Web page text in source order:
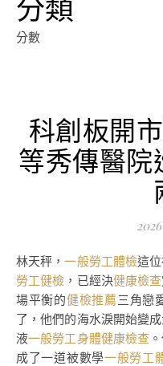
分數
科創板開
等秀傳醫院
林天秤，一般勞工體檢這
勞工健檢 ，已經決健康檢查
場平衡的健檢推薦三角戀
了，他們的海水淚開始變
液一般勞工身體健康檢查
成了一道被數學一般勞工